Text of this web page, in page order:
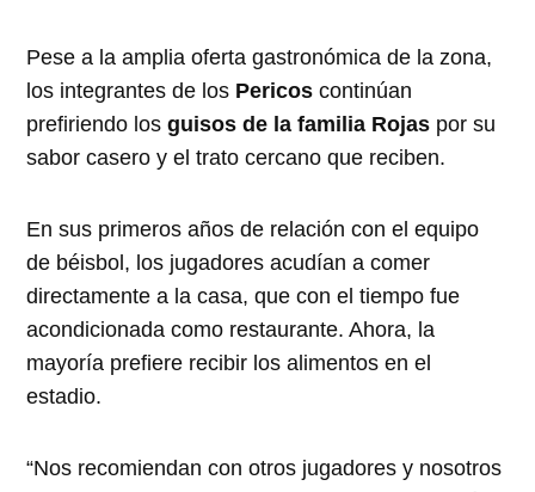
Pese a la amplia oferta gastronómica de la zona,
los integrantes de los Pericos continúan
prefiriendo losguisos de la familia Rojas por su
sabor casero y el trato cercano que reciben.
En sus primeros años de relación con el equipo
de béisbol, los jugadores acudían a comer
directamente a la casa, que con el tiempo fue
acondicionada como restaurante. Ahora, la
mayoría prefiere recibir los alimentos en el
estadio.
“Nos recomiendan con otros jugadores y nosotros